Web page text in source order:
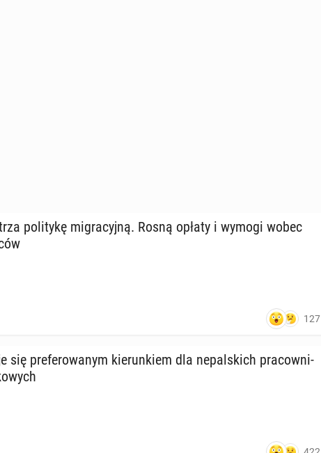
po­li­ty­kę mi­gra­cyj­ną. Rosną opłaty i wymogi wobec
127
się pre­fe­ro­wa­nym kie­run­kiem dla ne­pal­skich pra­cow­ni­